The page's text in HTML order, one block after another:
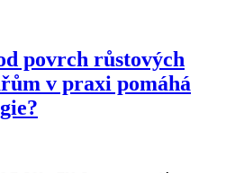
povrch růstových
v praxi pomáhá